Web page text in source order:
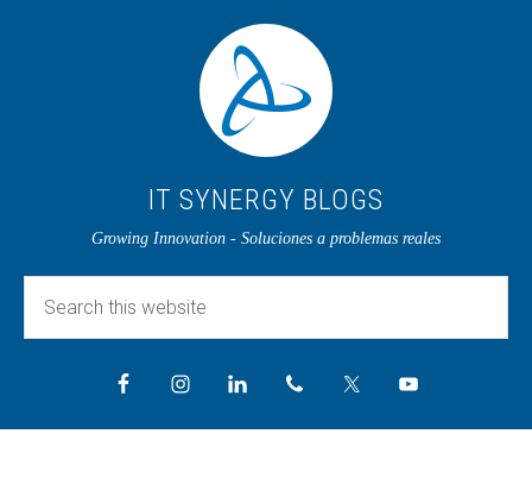
IT SYNERGY BLOGS
Growing Innovation - Soluciones a problemas reales